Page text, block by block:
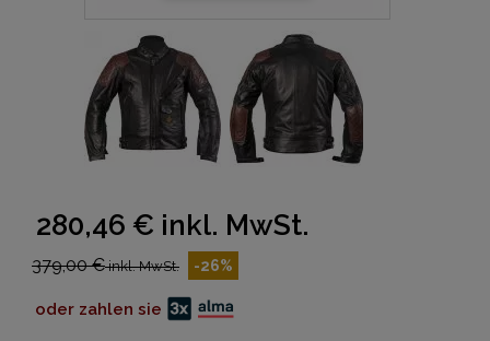
280,46 € inkl. MwSt.
379,00 €inkl. MwSt. -26%
oder zahlen sie